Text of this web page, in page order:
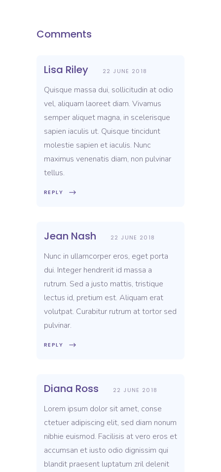
Comments
Lisa Riley 22 JUNE 2018
Quisque massa dui, sollicitudin at odio
vel, aliquam laoreet diam. Vivamus
semper aliquet magna, in scelerisque
sapien iaculis ut. Quisque tincidunt
molestie sapien et iaculis. Nunc
maximus venenatis diam, non pulvinar
tellus.
REPLY
Jean Nash 22 JUNE 2018
Nunc in ullamcorper eros, eget porta
dui. Integer hendrerit id massa a
rutrum. Sed a justo mattis, tristique
lectus id, pretium est. Aliquam erat
volutpat. Curabitur rutrum at tortor sed
pulvinar.
REPLY
Diana Ross 22 JUNE 2018
Lorem ipsum dolor sit amet, conse
ctetuer adipiscing elit, sed diam nonum
nibhie euismod. Facilisis at vero eros et
accumsan et iusto odio dignissim qui
blandit praesent luptatum zril delenit